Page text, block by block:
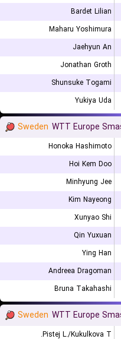
Bardet Lilian
Maharu Yoshimura
Jaehyun An
Jonathan Groth
Shunsuke Togami
Yukiya Uda
Sweden WTT Europe
Honoka Hashimoto
Hoi Kem Doo
Minhyung Jee
Kim Nayeong
Xunyao Shi
Qin Yuxuan
Ying Han
Andreea Dragoman
Bruna Takahashi
Sweden WTT Europe
Pistej L./Kukulkova T.